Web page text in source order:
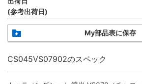
(参考出荷日)
My部品表に保存
CS045VS07902のスペック